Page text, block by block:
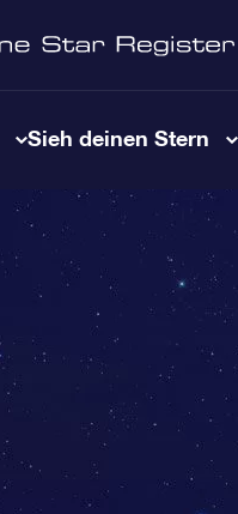
Sieh deinen Stern